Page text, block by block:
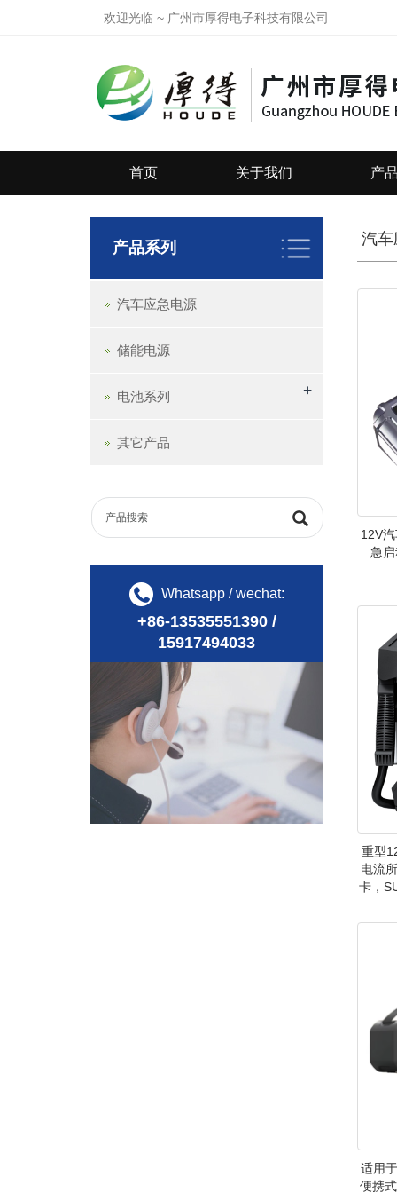
欢迎光临 ~ 广州市厚得电子科技有限公司
首页 关于我们 产
汽车
12V
急
重型
电流
卡，
适用
便携
产品系列
汽车应急电源
储能电源
电池系列 +
其它产品
Whatsapp / wechat:
+86-13535551390 /
15917494033